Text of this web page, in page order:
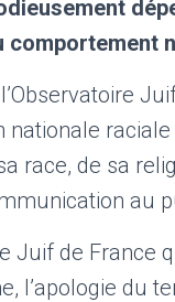
comportement
nationale
race, de sa
au
Juif de France
l’apologie du